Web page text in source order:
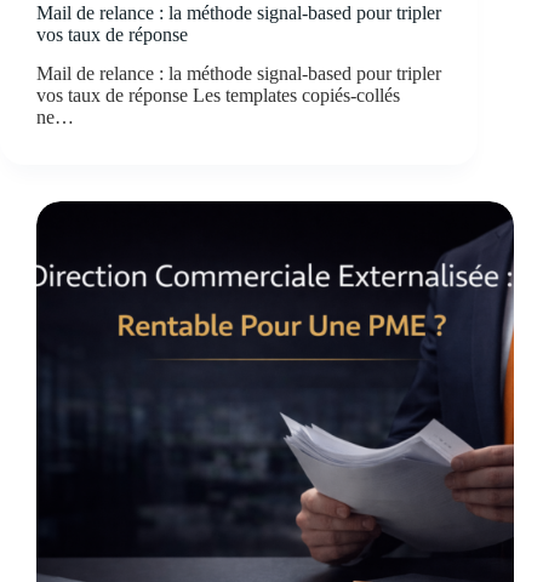
Mail de relance : la méthode signal-based pour tripler
vos taux de réponse
Mail de relance : la méthode signal-based pour tripler
vos taux de réponse Les templates copiés-collés
ne…